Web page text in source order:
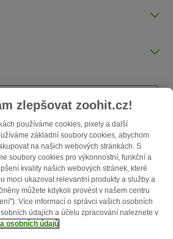
zlepšovat zoohit.cz!
používáme cookies, pixely a další
základní soubory cookies, abychom
na našich webových stránkách. S
soubory cookies pro výkonnostní, funkční a
kvality našich webových stránek, které
moci ukazovat relevantní produkty a služby a
můžete kdykoli provést v našem centru
Více informací o správci vašich osobních
údajích a účelu zpracování naleznete v
osobních údajů